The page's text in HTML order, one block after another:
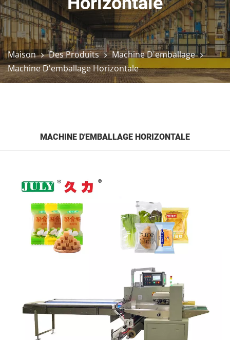
Maison Des Produits
Machine D'emballage
Machine D'emballage Horizontale
MACHINE D'EMBALLAGE HORIZONTALE